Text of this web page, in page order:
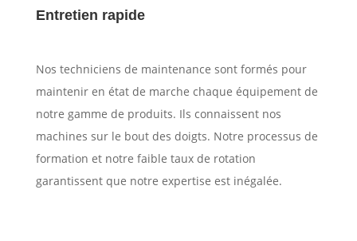
Entretien rapide
Nos techniciens de maintenance sont formés pour
maintenir en état de marche chaque équipement de
notre gamme de produits. Ils connaissent nos
machines sur le bout des doigts. Notre processus de
formation et notre faible taux de rotation
garantissent que notre expertise est inégalée.